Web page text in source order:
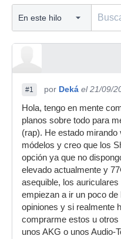
#1 por Deká el 21/09/
Hola, tengo en mente
planos sobre todo para
(rap). He estado
módelos y creo que los
opción ya que no
elevado actualmente y
asequible, los
empiezan a ir un poco
opiniones y si realmente
comprarme estos u
unos AKG o unos Audio-